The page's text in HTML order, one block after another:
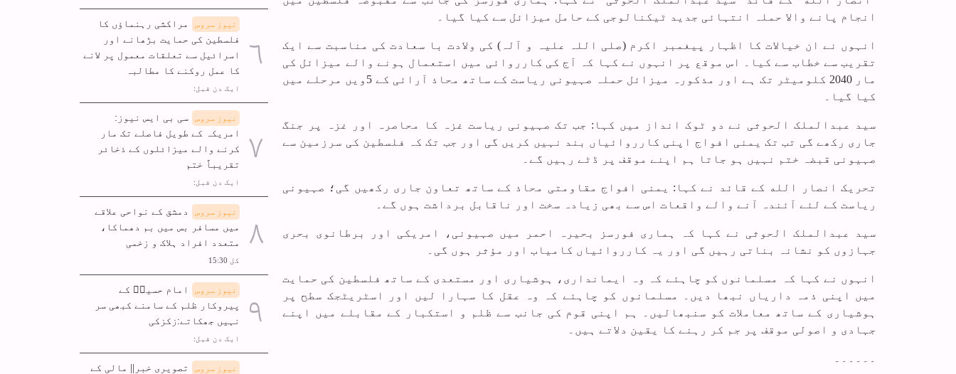
انجام پانے والا حملہ انتہائی جدید ٹیکنالوجی کے حامل میزائل سے کیا گیا۔
انہوں نے ان خیالات کا اظہار پیغمبر اکرم (صلی اللہ علیہ و آلہ) کی ولادت با سعادت کی مناسبت سے ایک
تقریب سے خطاب سے کیا۔ اس موقع پر انہوں نے کہا کہ آج کی کارروائی میں استعمال ہونے والے میزائل کی
مار 2040 کلومیٹر تک ہے اور مذکورہ میزائل حملہ صہیونی ریاست کے ساتھ محاذ آرائی کے 5ویں مرحلے میں
کیا گیا۔
سید عبدالملک الحوثی نے دو ٹوک انداز میں کہا: جب تک صہیونی ریاست غزہ کا محاصرہ اور غزہ پر جنگ
جاری رکھے گی تب تک یمنی افواج اپنی کارروائیاں بند نہیں کریں گی اور جب تک کہ فلسطین کی سرزمین سے
صہیونی قبضہ ختم نہیں ہو جاتا ہم اپنے موقف پر ڈٹے رہیں گے۔
تحریک انصار الله کے قائد نے کہا: یمنی افواج مقاومتی محاذ کے ساتھ تعاون جاری رکھیں گی؛ صہیونی
ریاست کے لئے آئندہ آنے والے واقعات اس سے بھی زیادہ سخت اور ناقابل برداشت ہوں گے۔
سید عبدالملک الحوثی نے کہا کہ ہماری فورسز بحیرہ احمر میں صہیونی، امریکی اور برطانوی بحری
جہازوں کو نشانہ بناتی رہیں گی اور یہ کارروائیاں کامیاب اور مؤثر ہوں گی۔
انہوں نے کہا کہ مسلمانوں کو چاہئے کہ وہ ایمانداری، ہوشیاری اور مستعدی کے ساتھ فلسطین کی حمایت
میں اپنی ذمہ داریاں نبھا دیں۔ مسلمانوں کو چاہئے کہ وہ عقل کا سہارا لیں اور اسٹریٹجک سطح پر
ہوشیاری کے ساتھ معاملات کو سنبھالیں۔ ہم اپنی قوم کی جانب سے ظلم و استکبار کے مقابلے میں اپنے
جہادی و اصولی موقف پر جم کر رہنے کا یقین دلاتے ہیں۔
نیوز سروس
مراکشی رہنماؤں کا
فلسطین کی حمایت بڑھانے اور
اسرائیل سے تعلقات معمول پر لانے
کا عمل روکنے کا مطالبہ
ایک دن قبل:
نیوز سروس
سی بی ایس نیوز:
امریکہ کے طویل فاصلے تک مار
کرنے والے میزائلوں کے ذخائر
تقریباً ختم
ایک دن قبل:
نیوز سروس
دمشق کے نواحی علاقے
میں مسافر بس میں بم دھماکا،
متعدد افراد ہلاک و زخمی
کل 15:30
نیوز سروس
امام حسینؑ کے
پیروکار ظلم کے سامنے کبھی سر
نہیں جھکاتے:زکزکی
ایک دن قبل:
نیوز سروس
تصویری خبر|| مالی کے